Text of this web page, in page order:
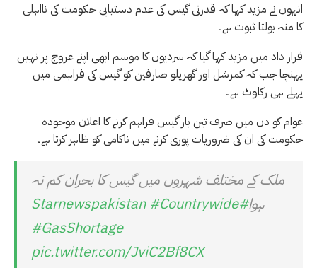
انہوں نے مزید کہا کہ قدرتی گیس کی عدم دستیابی حکومت کی نااہلی
کا منہ بولتا ثبوت ہے۔
قرار داد میں مزید کہا گیا کہ سردیوں کا موسم ابھی اپنے عروج پر نہیں
پہنچا جب کہ کمرشل اور گھریلو صارفین کو گیس کی فراہمی میں
پہلے ہی رکاوٹ ہے۔
عوام کو دن میں صرف تین بار گیس فراہم کرنے کا اعلان موجودہ
حکومت کی ان کی ضروریات پوری کرنے میں ناکامی کو ظاہر کرتا ہے۔
ملک کے مختلف شہروں میں گیس کا بحران کم نہ
ہوا#Starnewspakistan
#Countrywide
#GasShortage
pic.twitter.com/JviC2Bf8CX